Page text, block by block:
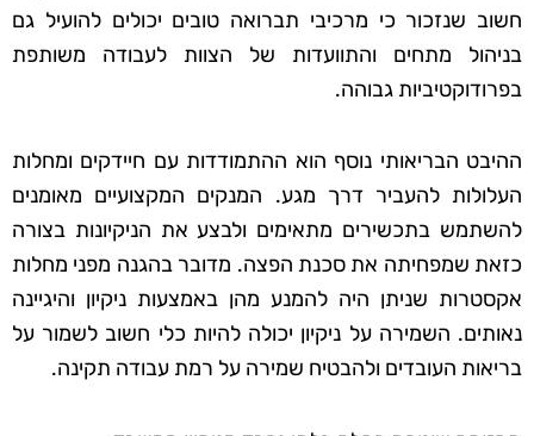
חשוב שנזכור כי מרכיבי תברואה טובים יכולים להועיל גם
בניהול מתחים והתוועדות של הצוות לעבודה משותפת
בפרודוקטיביות גבוהה.
ההיבט הבריאותי נוסף הוא ההתמודדות עם חיידקים ומחלות
העלולות להעביר דרך מגע. המנקים המקצועיים מאומנים
להשתמש בתכשירים מתאימים ולבצע את הניקיונות בצורה
כזאת שמפחיתה את סכנת הפצה. מדובר בהגנה מפני מחלות
אקסטרות שניתן היה להמנע מהן באמצעות ניקיון והיגיינה
נאותים. השמירה על ניקיון יכולה להיות כלי חשוב לשמור על
בריאות העובדים ולהבטיח שמירה על רמת עבודה תקינה.